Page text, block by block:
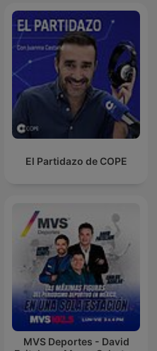
El Partidazo de COPE
MVS Deportes - David